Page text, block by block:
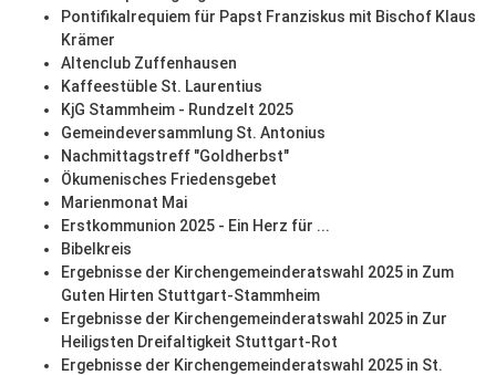
Pontifikalrequiem für Papst Franziskus mit Bischof Klaus
Krämer
Altenclub Zuffenhausen
Kaffeestüble St. Laurentius
KjG Stammheim - Rundzelt 2025
Gemeindeversammlung St. Antonius
Nachmittagstreff "Goldherbst"
Ökumenisches Friedensgebet
Marienmonat Mai
Erstkommunion 2025 - Ein Herz für ...
Bibelkreis
Ergebnisse der Kirchengemeinderatswahl 2025 in Zum
Guten Hirten Stuttgart-Stammheim
Ergebnisse der Kirchengemeinderatswahl 2025 in Zur
Heiligsten Dreifaltigkeit Stuttgart-Rot
Ergebnisse der Kirchengemeinderatswahl 2025 in St.